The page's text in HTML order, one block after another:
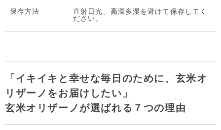
保存⽅法
直射日光、高温多湿を避けて保存してく
ださい。
「イキイキと幸せな毎日のために、玄米オ
リザーノをお届けしたい」
玄米オリザーノが選ばれる７つの理由